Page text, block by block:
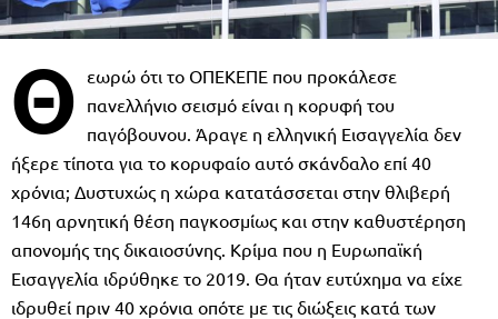
Θ εωρώ ότι το ΟΠΕΚΕΠΕ που προκάλεσε
πανελλήνιο σεισμό είναι η κορυφή του
παγόβουνου. Άραγε η ελληνική Εισαγγελία δεν
ήξερε τίποτα για το κορυφαίο αυτό σκάνδαλο επί 40
χρόνια; Δυστυχώς η χώρα κατατάσσεται στην θλιβερή
146η αρνητική θέση παγκοσμίως και στην καθυστέρηση
απονομής της δικαιοσύνης. Κρίμα που η Ευρωπαϊκή
Εισαγγελία ιδρύθηκε το 2019. Θα ήταν ευτύχημα να είχε
ιδρυθεί πριν 40 χρόνια οπότε με τις διώξεις κατά των